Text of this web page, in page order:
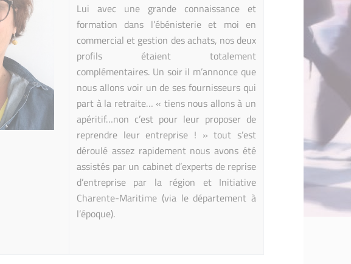
Lui avec une grande connaissance et
formation dans l’ébénisterie et moi en
commercial et gestion des achats, nos deux
profils étaient totalement
complémentaires. Un soir il m’annonce que
nous allons voir un de ses fournisseurs qui
part à la retraite… « tiens nous allons à un
apéritif…non c’est pour leur proposer de
reprendre leur entreprise ! » tout s’est
déroulé assez rapidement nous avons été
assistés par un cabinet d’experts de reprise
d’entreprise par la région et Initiative
Charente-Maritime (via le département à
l’époque).